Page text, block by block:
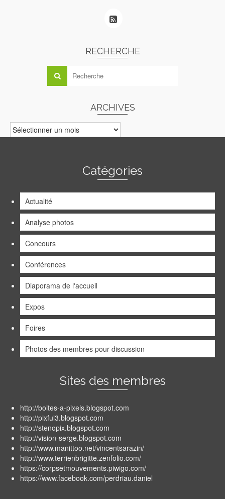
RECHERCHE
ARCHIVES
ARCHIVES
Catégories
Actualité
Analyse photos
Concours
Conférences
Diaporama de l'accueil
Expos
Foires
Photos des membres pour discussion
Sites des membres
http://boites-a-pixels.blogspot.com
http://pixful3.blogspot.com
http://stenopix.blogspot.com
http://vision-serge.blogspot.com
http://www.manittoo.net/vincentsarazin/
http://www.terrienbrigitte.zenfolio.com/
https://corpsetmouvements.piwigo.com/
https://www.facebook.com/perdriau.daniel